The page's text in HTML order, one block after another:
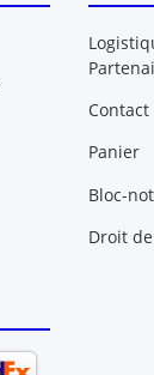
Contact
Panier
Bloc-
Droit